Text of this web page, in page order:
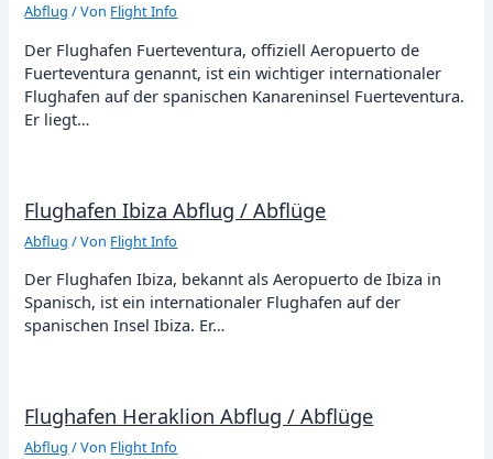
Abflug / Von Flight Info
Der Flughafen Fuerteventura, offiziell Aeropuerto de
Fuerteventura genannt, ist ein wichtiger internationaler
Flughafen auf der spanischen Kanareninsel Fuerteventura.
Er liegt…
Flughafen Ibiza Abflug / Abflüge
Abflug / Von Flight Info
Der Flughafen Ibiza, bekannt als Aeropuerto de Ibiza in
Spanisch, ist ein internationaler Flughafen auf der
spanischen Insel Ibiza. Er…
Flughafen Heraklion Abflug / Abflüge
Abflug / Von Flight Info